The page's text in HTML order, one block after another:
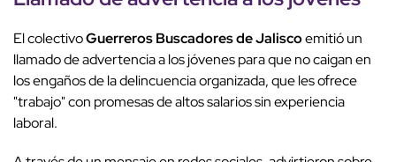
El colectivoGuerreros Buscadores de Jaliscoemitió un
llamado de advertencia a los jóvenes para que no caigan en
los engaños de la delincuencia organizada, que les ofrece
"trabajo" con promesas de altos salarios sin experiencia
laboral.